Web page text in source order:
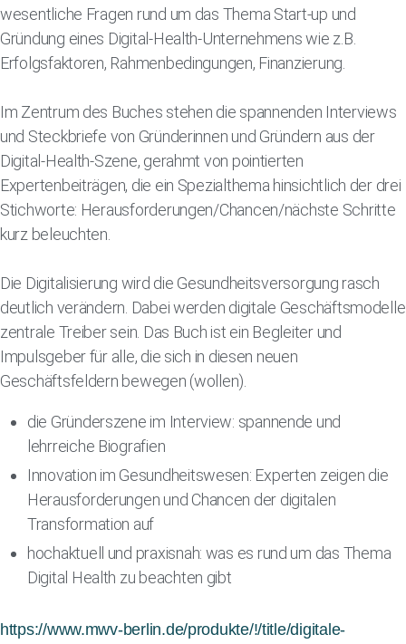
wesentliche Fragen rund um das Thema Start-up und
Gründung eines Digital-Health-Unternehmens wie z.B.
Erfolgsfaktoren, Rahmenbedingungen, Finanzierung.
Im Zentrum des Buches stehen die spannenden Interviews
und Steckbriefe von Gründerinnen und Gründern aus der
Digital-Health-Szene, gerahmt von pointierten
Expertenbeiträgen, die ein Spezialthema hinsichtlich der drei
Stichworte: Herausforderungen/Chancen/nächste Schritte
kurz beleuchten.
Die Digitalisierung wird die Gesundheitsversorgung rasch
deutlich verändern. Dabei werden digitale Geschäftsmodelle
zentrale Treiber sein. Das Buch ist ein Begleiter und
Impulsgeber für alle, die sich in diesen neuen
Geschäftsfeldern bewegen (wollen).
die Gründerszene im Interview: spannende und
lehrreiche Biografien
Innovation im Gesundheitswesen: Experten zeigen die
Herausforderungen und Chancen der digitalen
Transformation auf
hochaktuell und praxisnah: was es rund um das Thema
Digital Health zu beachten gibt
https://www.mwv-berlin.de/produkte/!/title/digitale-